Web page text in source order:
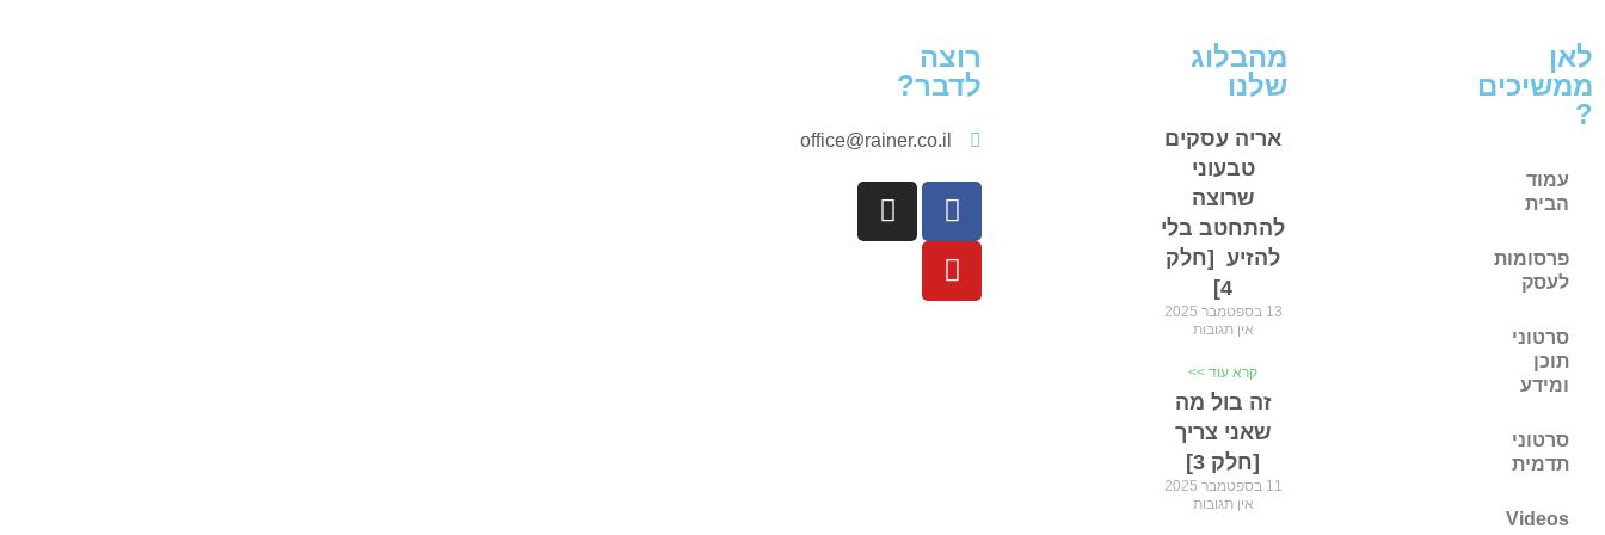
לאן
ממשיכים
?
עמוד
הבית
פרסומות
לעסק
סרטוני
תוכן
ומידע
סרטוני
תדמית
Videos
מהבלוג
שלנו
אריה עסקים
טבעוני
שרוצה
להתחטב בלי
להזיע ​ [חלק
4]
13 בספטמבר 2025
אין תגובות
קרא עוד >>
זה בול מה
שאני צריך
[חלק 3]
11 בספטמבר 2025
אין תגובות
רוצה
לדבר?
office@rainer.co.il